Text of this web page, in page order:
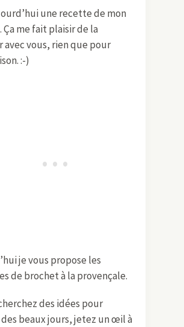
une recette de mon
Ça me fait plaisir de la
avec vous, rien que pour
:-)
je vous propose les
de brochet à la provençale.
des idées pour
beaux jours, jetez un œil à